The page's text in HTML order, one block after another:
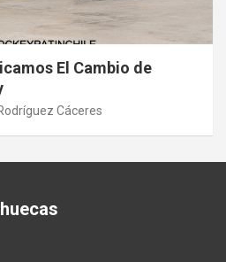
El Cambio de
Cáceres